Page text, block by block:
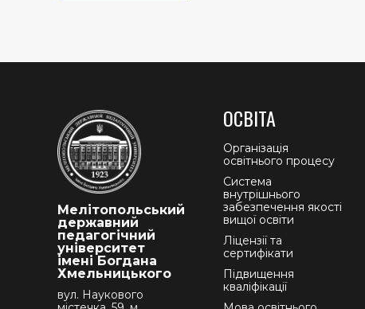
Мелітопольський
державний
педагогічний
університет
імені Богдана
Хмельницького
вул. Наукового
ОСВІТА
Організація
освітнього процесу
Система
внутрішнього
забезпечення якості
вищої освіти
Ліцензії та
сертифікати
Підвищення
кваліфікації